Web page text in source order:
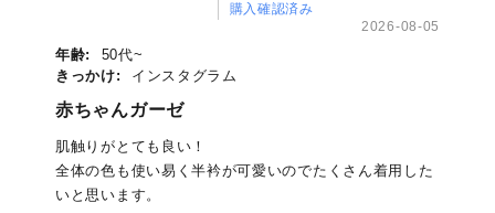
購入確認済み
2026-08-05
年齢:
50代~
きっかけ:
インスタグラム
赤ちゃんガーゼ
肌触りがとても良い！
全体の色も使い易く半衿が可愛いのでたくさん着用した
いと思います。